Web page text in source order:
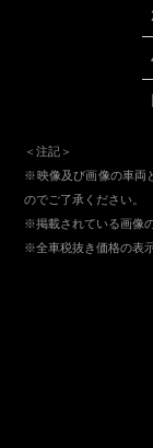
＜注記＞
※映像及び画像の車両
のでご了承ください。
※掲載されている画像
※全車税抜き価格の表